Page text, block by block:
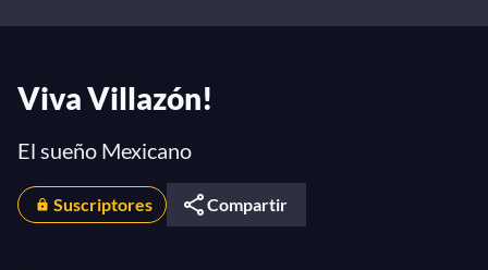
Viva Villazón!
El sueño Mexicano
Suscriptores Compartir